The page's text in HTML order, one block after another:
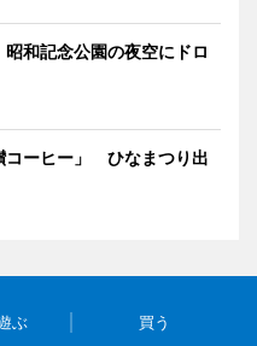
和記念公園の夜空にドロ
コーヒー」 ひなまつり出
ぶ 買う